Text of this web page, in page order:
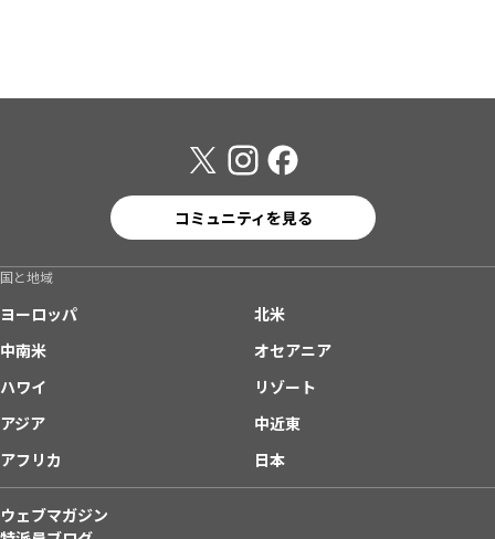
コミュニティを見る
国と地域
ヨーロッパ
北米
中南米
オセアニア
ハワイ
リゾート
アジア
中近東
アフリカ
日本
ウェブマガジン